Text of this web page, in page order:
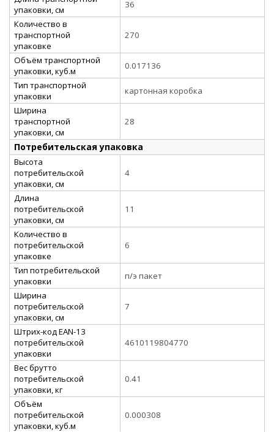
упаковки, см
36
Количество в
транспортной
упаковке
270
Объём транспортной
упаковки, куб.м
0.017136
Тип транспортной
упаковки
картонная коробка
Ширина
транспортной
упаковки, см
28
Потребительская упаковка
Высота
потребительской
упаковки, см
4
Длина
потребительской
упаковки, см
11
Количество в
потребительской
упаковке
6
Тип потребительской
упаковки
п/э пакет
Ширина
потребительской
упаковки, см
7
Штрих-код EAN-13
потребительской
упаковки
4610119804770
Вес брутто
потребительской
упаковки, кг
0.41
Объём
потребительской
упаковки, куб.м
0.000308